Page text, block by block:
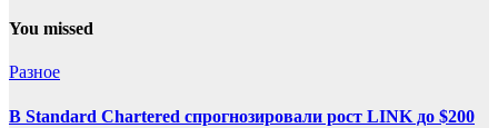
You missed
Разное
В Standard Chartered спрогнозировали рост LINK до $200